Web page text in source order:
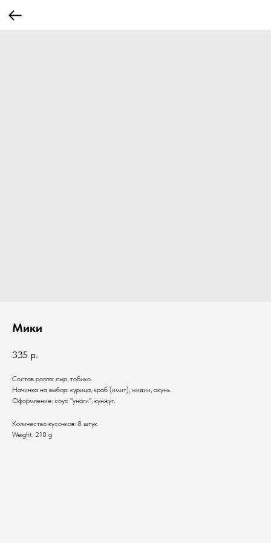
Мики
335 р.
Состав ролла: сыр, тобико.
Начинка на выбор: курица, краб (имит), мидии, окунь.
Оформление: соус "унаги", кунжут.
Количество кусочков: 8 штук
Weight: 210 g